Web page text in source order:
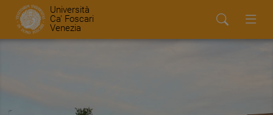
Università
Ca' Foscari
Venezia